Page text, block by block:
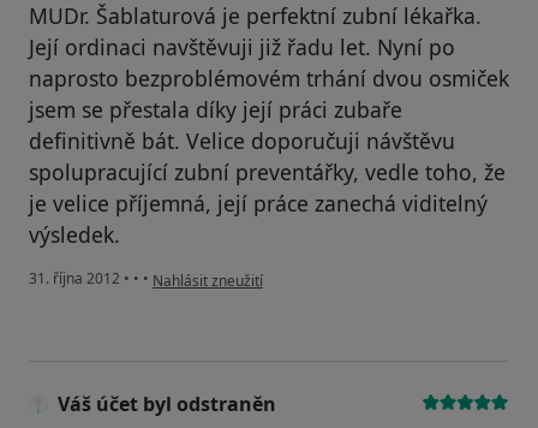
MUDr. Šablaturová je perfektní zubní lékařka.
Její ordinaci navštěvuji již řadu let. Nyní po
naprosto bezproblémovém trhání dvou osmiček
jsem se přestala díky její práci zubaře
definitivně bát. Velice doporučuji návštěvu
spolupracující zubní preventářky, vedle toho, že
je velice příjemná, její práce zanechá viditelný
výsledek.
31. října 2012 • • • podle názoru uživatele Váš účet byl odstraněn
Nahlásit zneužití
Váš účet byl odstraněn